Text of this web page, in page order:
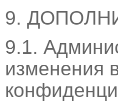
9.
9.1.
изменения